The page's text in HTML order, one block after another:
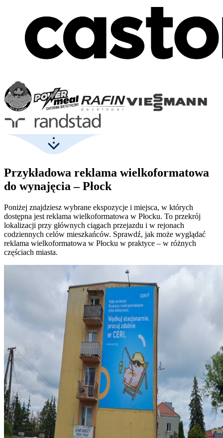
Przykładowa reklama wielkoformatowa
do wynajęcia – Płock
Poniżej znajdziesz wybrane ekspozycje i miejsca, w których
dostępna jest reklama wielkoformatowa w Płocku. To przekrój
lokalizacji przy głównych ciągach przejazdu i w rejonach
codziennych celów mieszkańców. Sprawdź, jak może wyglądać
reklama wielkoformatowa w Płocku w praktyce – w różnych
częściach miasta.